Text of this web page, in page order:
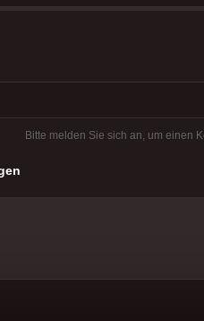
Bitte melden Sie sich an, um einen